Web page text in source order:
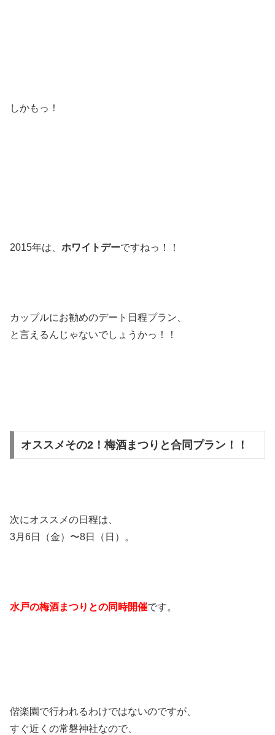
しかもっ！
2015年は、 ホワイトデーですねっ！！
カップルにお勧めのデート日程プラン、
と言えるんじゃないでしょうかっ！！
オススメその2！梅酒まつりと合同プラン！！
次にオススメの日程は、
3月6日（金）〜8日（日）。
水戸の梅酒まつりとの同時開催です。
偕楽園で行われるわけではないのですが、
すぐ近くの常磐神社なので、